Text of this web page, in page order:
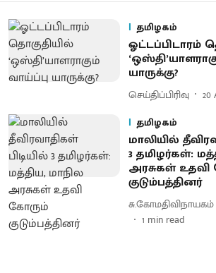
தமிழகம்
ஓட்டப்பிடாரம்
யாருக்கு?
செய்திப்பிரிவு 20
தமிழகம்
மாலியில்
3 தமிழர்கள்:
அரசுகள்
குடும்பத்தினர்
சு.கோமதிவிநாயகம்
1 min read